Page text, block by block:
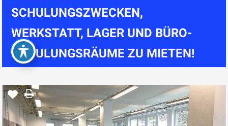
SCHULUNGSZWECKEN,
WERKSTATT, LAGER UND BÜRO-
SCHULUNGSRÄUME ZU MIETEN!